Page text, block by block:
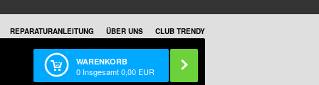
REPARATURANLEITUNG ÜBER UNS CLUB TRENDY
WARENKORB
0 Insgesamt0,00 EUR